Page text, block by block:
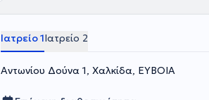
Ιατρείο 1Ιατρείο 2
Αντωνίου Δούνα 1, Χαλκίδα, ΕΥΒΟΙΑ